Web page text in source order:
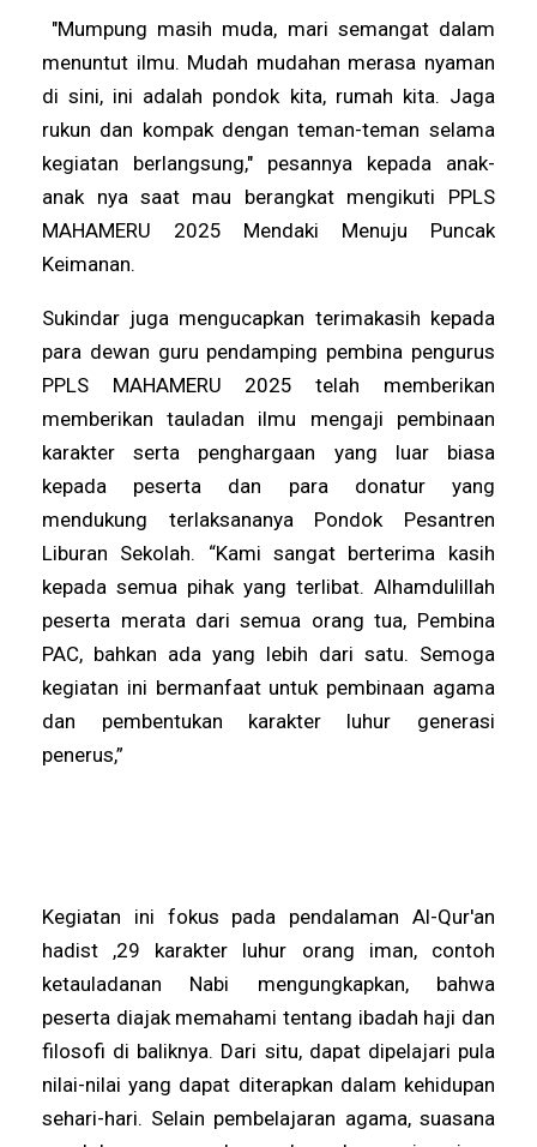
"Mumpung masih muda, mari semangat dalam
menuntut ilmu. Mudah mudahan merasa nyaman
di sini, ini adalah pondok kita, rumah kita. Jaga
rukun dan kompak dengan teman-teman selama
kegiatan berlangsung," pesannya kepada anak-
anak nya saat mau berangkat mengikuti PPLS
MAHAMERU 2025 Mendaki Menuju Puncak
Keimanan.
Sukindar juga mengucapkan terimakasih kepada
para dewan guru pendamping pembina pengurus
PPLS MAHAMERU 2025 telah memberikan
memberikan tauladan ilmu mengaji pembinaan
karakter serta penghargaan yang luar biasa
kepada peserta dan para donatur yang
mendukung terlaksananya Pondok Pesantren
Liburan Sekolah. “Kami sangat berterima kasih
kepada semua pihak yang terlibat. Alhamdulillah
peserta merata dari semua orang tua, Pembina
PAC, bahkan ada yang lebih dari satu. Semoga
kegiatan ini bermanfaat untuk pembinaan agama
dan pembentukan karakter luhur generasi
penerus,”
Kegiatan ini fokus pada pendalaman Al-Qur'an
hadist ,29 karakter luhur orang iman, contoh
ketauladanan Nabi mengungkapkan, bahwa
peserta diajak memahami tentang ibadah haji dan
filosofi di baliknya. Dari situ, dapat dipelajari pula
nilai-nilai yang dapat diterapkan dalam kehidupan
sehari-hari. Selain pembelajaran agama, suasana